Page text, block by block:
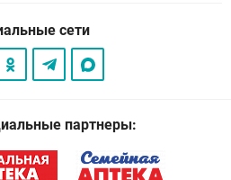
сети
партнеры: